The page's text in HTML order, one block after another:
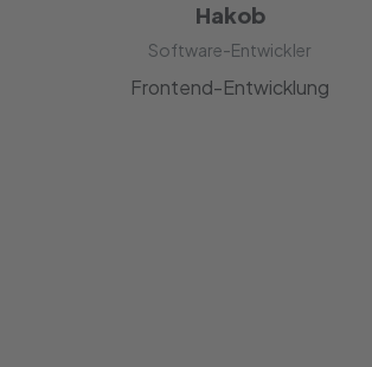
Hakob
Software-Entwickler
Frontend-Entwicklung